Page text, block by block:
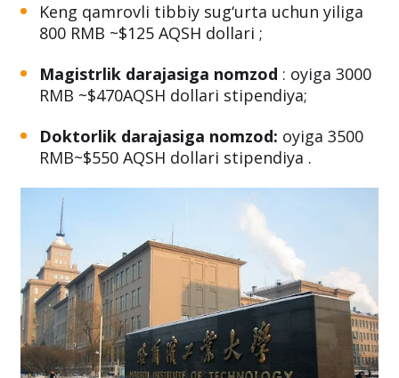
Keng qamrovli tibbiy sug‘urta uchun yiliga
800 RMB ~$125 AQSH dollari ;
Magistrlik darajasiga nomzod : oyiga 3000
RMB ~$470AQSH dollari stipendiya;
Doktorlik darajasiga nomzod: oyiga 3500
RMB~$550 AQSH dollari stipendiya .